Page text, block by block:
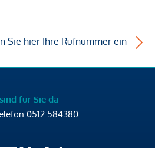
Sie hier Ihre Rufnummer ein
für Sie da
0512 584380